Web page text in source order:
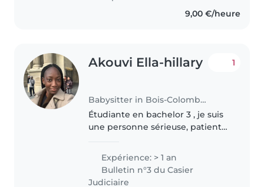
les tout-petits, les enfants d'âge
9,00 €/heure
Akouvi Ella-hillary
Babysitter in Bois-Colombes
1
Étudiante en bachelor 3 , je suis
une personne sérieuse, patiente
m'occuper de différents enfants
ainsi que de mes petits frères et
sœurs . Je sais..
Expérience: > 1 an
Bulletin n°3 du Casier
Judiciaire